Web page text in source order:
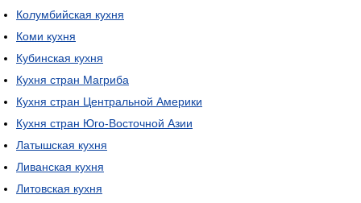
Колумбийская кухня
Коми кухня
Кубинская кухня
Кухня стран Магриба
Кухня стран Центральной Америки
Кухня стран Юго-Восточной Азии
Латышская кухня
Ливанская кухня
Литовская кухня